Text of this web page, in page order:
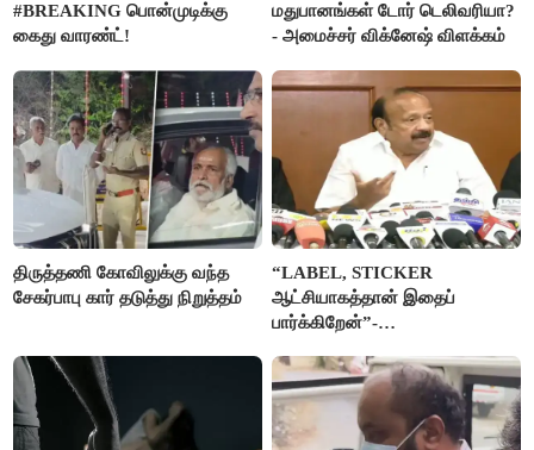
#BREAKING பொன்முடிக்கு
கைது வாரண்ட்!
மதுபானங்கள் டோர் டெலிவரியா?
- அமைச்சர் விக்னேஷ் விளக்கம்
திருத்தணி கோவிலுக்கு வந்த
சேகர்பாபு கார் தடுத்து நிறுத்தம்
“LABEL, STICKER
ஆட்சியாகத்தான் இதைப்
பார்க்கிறேன்”-